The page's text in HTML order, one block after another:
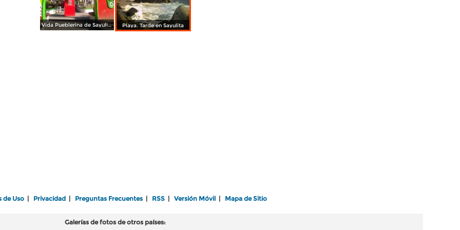
Vida Pueblerina de Sayulita Playa. Tarde en Sayulita
de Uso Privacidad Preguntas Frecuentes RSS Versión Móvil Mapa de Sitio
Galerías de fotos de otros países: